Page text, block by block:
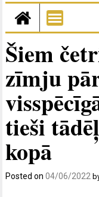
Šiem
zīmju
tieši
kopā
Posted on04/06/2022